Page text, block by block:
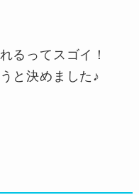
るってスゴイ！
と決めました♪